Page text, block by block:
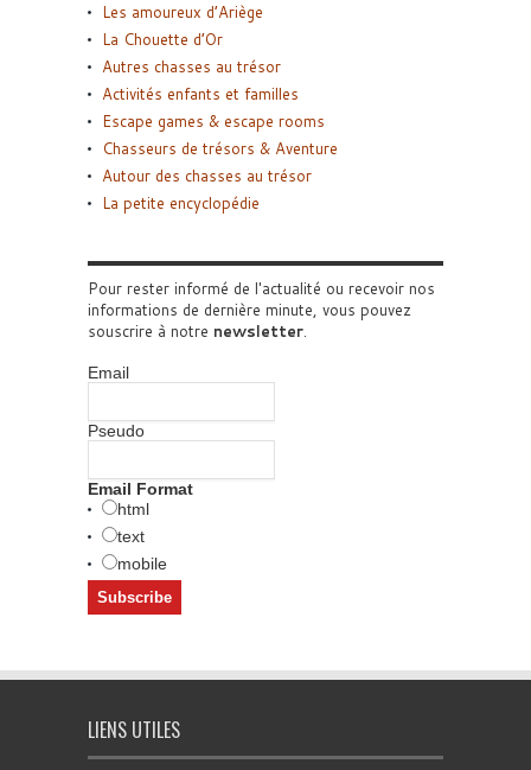
Les amoureux d’Ariège
La Chouette d’Or
Autres chasses au trésor
Activités enfants et familles
Escape games & escape rooms
Chasseurs de trésors & Aventure
Autour des chasses au trésor
La petite encyclopédie
Pour rester informé de l'actualité ou recevoir nos
informations de dernière minute, vous pouvez
souscrire à notre newsletter.
Email
Pseudo
Email Format
html
text
mobile
LIENS UTILES